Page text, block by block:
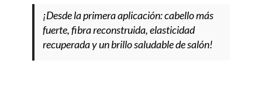
¡Desde la primera aplicación: cabello más
fuerte, fibra reconstruida, elasticidad
recuperada y un brillo saludable de salón!